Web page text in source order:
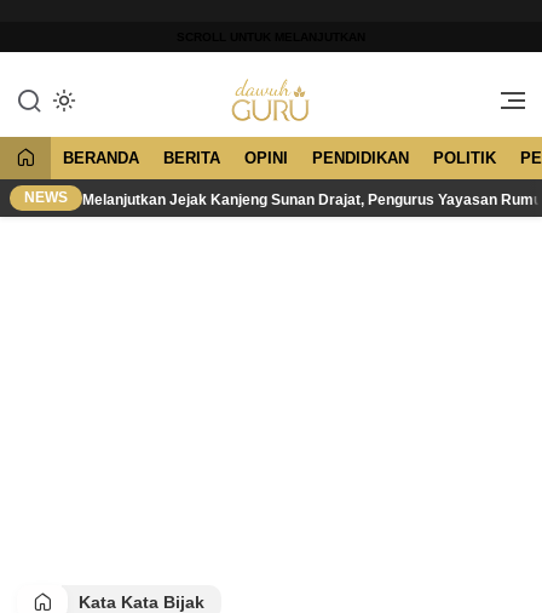
konten
Dawuh Guru
Merawat Tradisi, Membangun
BERANDA BERITA OPINI PENDIDIKAN POLITIK
NEWS Melanjutkan Jejak Kanjeng Sunan Drajat, Pengurus Yayasan
Kata Kata Bijak